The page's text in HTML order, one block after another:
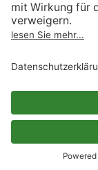
Verträge hier
Impressum